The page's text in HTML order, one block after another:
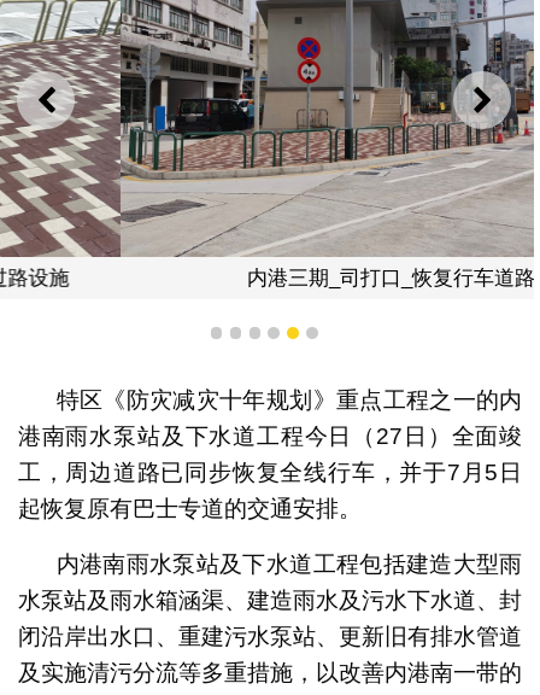
上一则 下一
内港三期_司打口_恢复行车道路
1 2 3 4 5 6
特区《防灾减灾十年规划》重点工程之一的内
港南雨水泵站及下水道工程今日（27日）全面竣
工，周边道路已同步恢复全线行车，并于7月5日
起恢复原有巴士专道的交通安排。
内港南雨水泵站及下水道工程包括建造大型雨
水泵站及雨水箱涵渠、建造雨水及污水下水道、封
闭沿岸出水口、重建污水泵站、更新旧有排水管道
及实施清污分流等多重措施，以改善内港南一带的